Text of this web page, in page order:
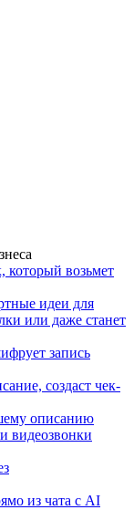
возьмет
идеи для
или даже станет
запись
создаст чек-
описанию
видеозвонки
из чата с AI